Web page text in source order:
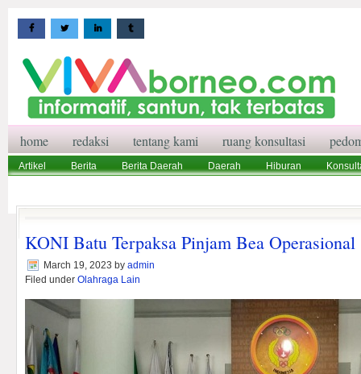
home redaksi tentang kami ruang konsultasi
Artikel Berita Berita Daerah Daerah Hiburan
KONI Batu Terpaksa Pinjam Bea Operasional
March 19, 2023 by admin
Filed under Olahraga Lain